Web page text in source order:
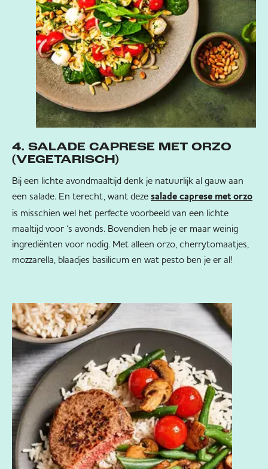
4. SALADE CAPRESE MET ORZO
(VEGETARISCH)
Bij een lichte avondmaaltijd denk je natuurlijk al gauw aan
een salade. En terecht, want deze salade caprese met orzo
is misschien wel het perfecte voorbeeld van een lichte
maaltijd voor ‘s avonds. Bovendien heb je er maar weinig
ingrediënten voor nodig. Met alleen orzo, cherrytomaatjes,
mozzarella, blaadjes basilicum en wat pesto ben je er al!